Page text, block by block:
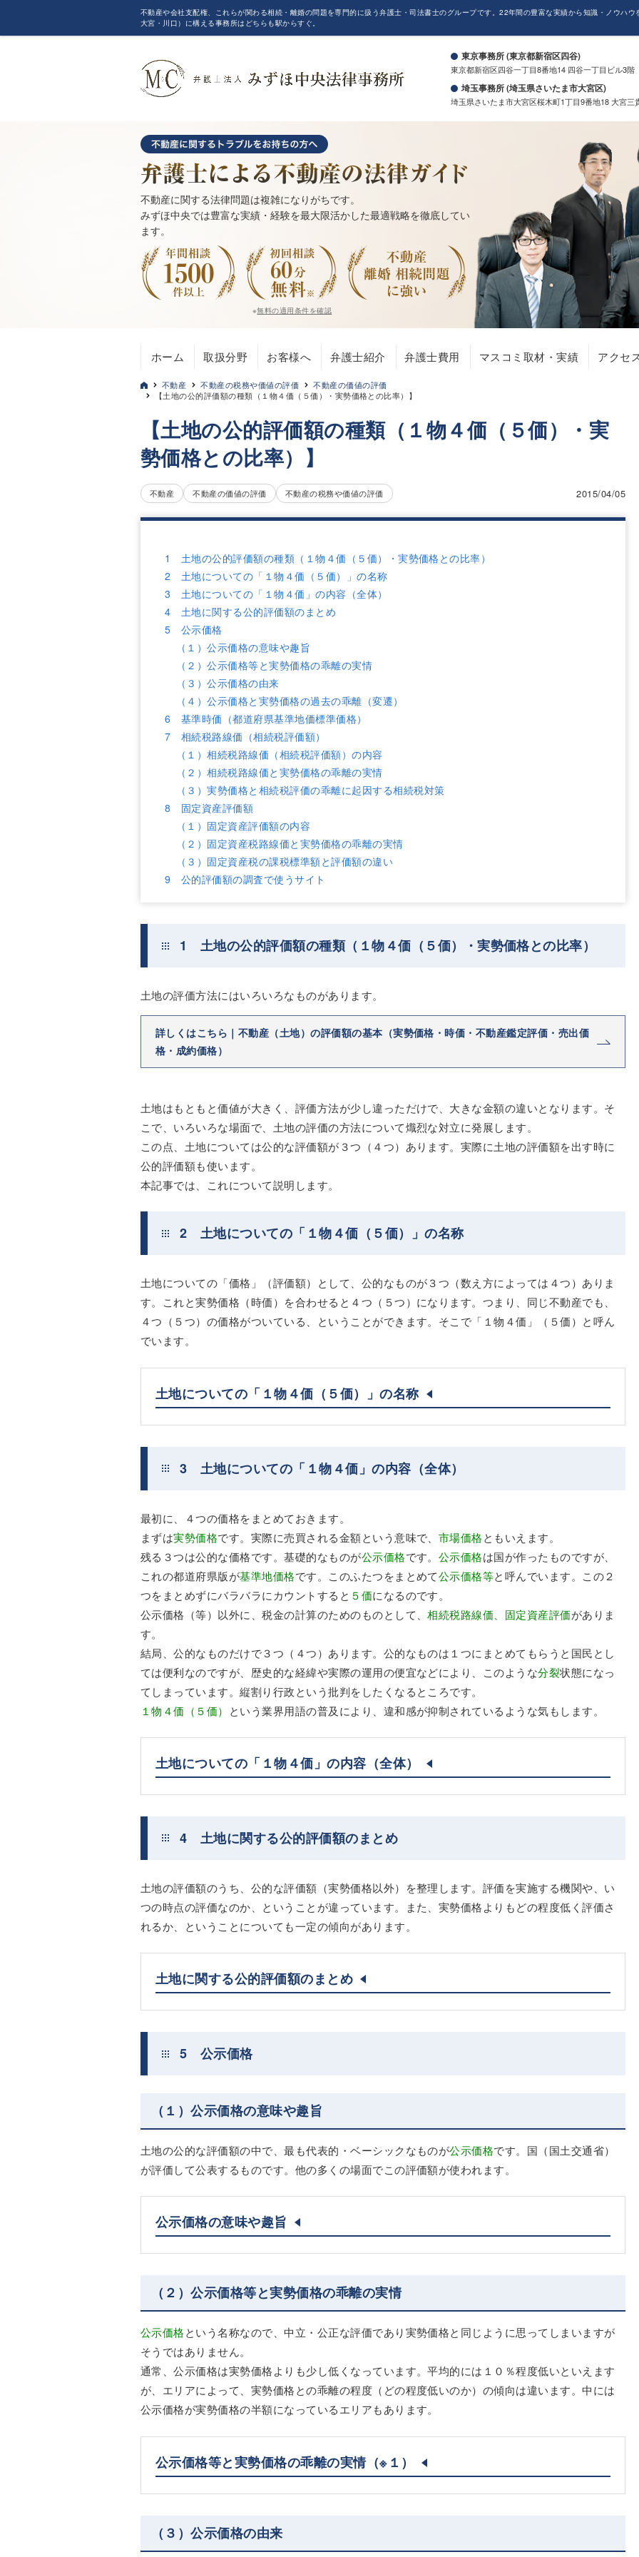
不動産や会社支配権、これらが関わる相続・離婚の問題を専門的に扱う弁護士・司法書士のグループです。22年間の豊富な実績から知識・ノウハ
大宮・川口）に構える事務所はどちらも駅からすぐ。
東京事務所 (東京都新宿区四谷)
東京都新宿区四谷一丁目8番地14 四谷一丁目ビル3階
埼玉事務所 (埼玉県さいたま市大宮区)
埼玉県さいたま市大宮区桜木町1丁目9番地18 大宮三
不動産に関する法律問題は複雑になりがちです。
みずほ中央では豊富な実績・経験を最大限活かした最適戦略を徹底してい
ます。
※無料の適用条件を確認
ホーム 取扱分野 お客様へ 弁護士紹介 弁護士費用 マスコミ取材・実績 アクセ
不動産 不動産の税務や価値の評価
不動産の価値の評価
【土地の公的評価額の種類（１物４価（５価）・実勢価格との比率）】
【土地の公的評価額の種類（１物４価（５価）・実
勢価格との比率）】
不動産 不動産の価値の評価 不動産の税務や価値の評価 2015/04/05
1 土地の公的評価額の種類（１物４価（５価）・実勢価格との比率）
2 土地についての「１物４価（５価）」の名称
3 土地についての「１物４価」の内容（全体）
4 土地に関する公的評価額のまとめ
5 公示価格
（１）公示価格の意味や趣旨
（２）公示価格等と実勢価格の乖離の実情
（３）公示価格の由来
（４）公示価格と実勢価格の過去の乖離（変遷）
6 基準時価（都道府県基準地価標準価格）
7 相続税路線価（相続税評価額）
（１）相続税路線価（相続税評価額）の内容
（２）相続税路線価と実勢価格の乖離の実情
（３）実勢価格と相続税評価の乖離に起因する相続税対策
8 固定資産評価額
（１）固定資産評価額の内容
（２）固定資産税路線価と実勢価格の乖離の実情
（３）固定資産税の課税標準額と評価額の違い
9 公的評価額の調査で使うサイト
1 土地の公的評価額の種類（１物４価（５価）・実勢価格との比率）
土地の評価方法にはいろいろなものがあります。
詳しくはこちら｜不動産（土地）の評価額の基本（実勢価格・時価・不動産鑑定評価・売出価
格・成約価格）
土地はもともと価値が大きく、評価方法が少し違っただけで、大きな金額の違いとなります。そ
こで、いろいろな場面で、土地の評価の方法について熾烈な対立に発展します。
この点、土地については公的な評価額が３つ（４つ）あります。実際に土地の評価額を出す時に
公的評価額も使います。
本記事では、これについて説明します。
2 土地についての「１物４価（５価）」の名称
土地についての「価格」（評価額）として、公的なものが３つ（数え方によっては４つ）ありま
す。これと実勢価格（時価）を合わせると４つ（５つ）になります。つまり、同じ不動産でも、
４つ（５つ）の価格がついている、ということができます。そこで「１物４価」（５価）と呼ん
でいます。
土地についての「１物４価（５価）」の名称
3 土地についての「１物４価」の内容（全体）
最初に、４つの価格をまとめておきます。
まずは実勢価格です。実際に売買される金額という意味で、 市場価格ともいえます。
残る３つは公的な価格です。基礎的なものが公示価格です。 公示価格は国が作ったものですが、
これの都道府県版が基準地価格です。このふたつをまとめて公示価格等と呼んでいます。この２
つをまとめずにバラバラにカウントすると ５価になるのです。
公示価格（等）以外に、税金の計算のためのものとして、相続税路線価、固定資産評価がありま
す。
結局、公的なものだけで３つ（４つ）あります。公的なものは１つにまとめてもらうと国民とし
ては便利なのですが、歴史的な経緯や実際の運用の便宜などにより、このような分裂状態になっ
てしまっています。縦割り行政という批判をしたくなるところです。
１物４価（５価） という業界用語の普及により、違和感が抑制されているような気もします。
土地についての「１物４価」の内容（全体）
4 土地に関する公的評価額のまとめ
土地の評価額のうち、公的な評価額（実勢価格以外）を整理します。評価を実施する機関や、い
つの時点の評価なのか、ということが違っています。また、実勢価格よりもどの程度低く評価さ
れるか、ということについても一定の傾向があります。
土地に関する公的評価額のまとめ
5 公示価格
（１）公示価格の意味や趣旨
土地の公的な評価額の中で、最も代表的・ベーシックなものが公示価格です。国（国土交通省）
が評価して公表するものです。他の多くの場面でこの評価額が使われます。
公示価格の意味や趣旨
（２）公示価格等と実勢価格の乖離の実情
公示価格という名称なので、中立・公正な評価であり実勢価格と同じように思ってしまいますが
そうではありません。
通常、公示価格は実勢価格よりも少し低くなっています。平均的には１０％程度低いといえます
が、エリアによって、実勢価格との乖離の程度（どの程度低いのか）の傾向は違います。中には
公示価格が実勢価格の半額になっているエリアもあります。
公示価格等と実勢価格の乖離の実情（※１）
（３）公示価格の由来